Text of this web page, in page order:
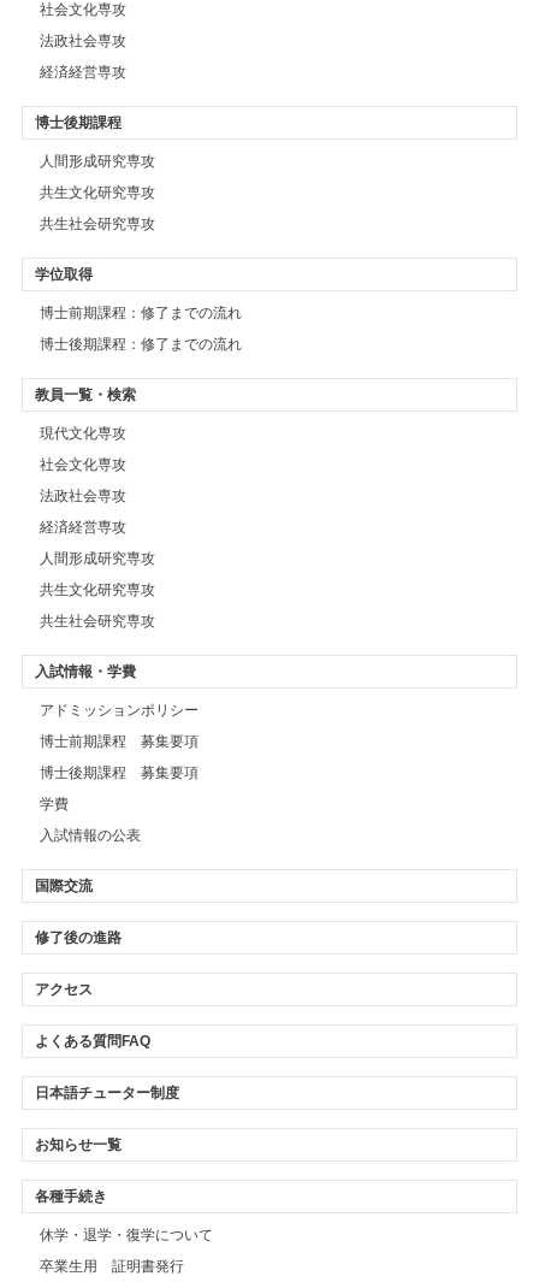
社会文化専攻
法政社会専攻
経済経営専攻
博士後期課程
人間形成研究専攻
共生文化研究専攻
共生社会研究専攻
学位取得
博士前期課程：修了までの流れ
博士後期課程：修了までの流れ
教員一覧・検索
現代文化専攻
社会文化専攻
法政社会専攻
経済経営専攻
人間形成研究専攻
共生文化研究専攻
共生社会研究専攻
入試情報・学費
アドミッションポリシー
博士前期課程 募集要項
博士後期課程 募集要項
学費
入試情報の公表
国際交流
修了後の進路
アクセス
よくある質問FAQ
日本語チューター制度
お知らせ一覧
各種手続き
休学・退学・復学について
卒業生用 証明書発行